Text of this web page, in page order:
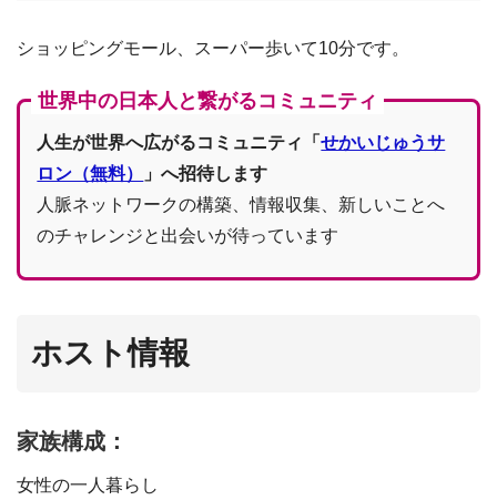
ショッピングモール、スーパー歩いて10分です。
世界中の日本人と繋がるコミュニティ
人生が世界へ広がるコミュニティ「せかいじゅうサ
ロン（無料）
」へ招待します
人脈ネットワークの構築、情報収集、新しいことへ
のチャレンジと出会いが待っています
ホスト情報
家族構成：
女性の一人暮らし